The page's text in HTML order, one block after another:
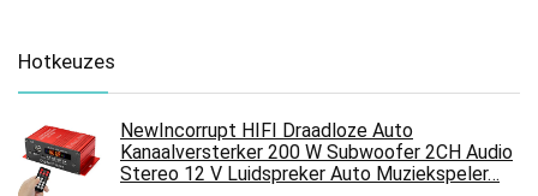
Hotkeuzes
NewIncorrupt HIFI Draadloze Auto
Kanaalversterker 200 W Subwoofer 2CH Audio
Stereo 12 V Luidspreker Auto Muziekspeler…